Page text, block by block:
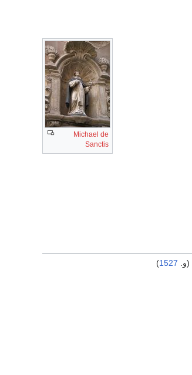
Michael de
Sanctis
1527
)